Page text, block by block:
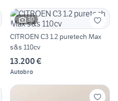
30
CITROEN C3 1.2 puretech Max
s&s 110cv
13.200 €
Autobro